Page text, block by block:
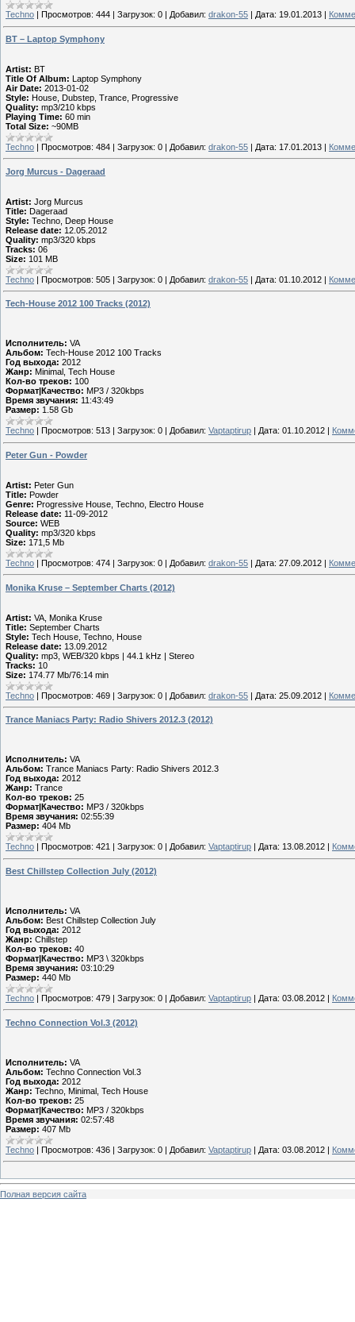
Techno Просмотров: 444 Загрузок: 0 Добавил: drakon-55 Дата: 19.01.2013
BT – Laptop Symphony
Artist: BT
Title Of Album: Laptop Symphony
Air Date: 2013-01-02
Style: House, Dubstep, Trance, Progressive
Quality: mp3/210 kbps
Playing Time: 60 min
Total Size: ~90MB
Techno | Просмотров: 484 | Загрузок: 0 | Добавил: drakon-55 | Дата: 17.01.2013 |
Jorg Murcus - Dageraad
Artist: Jorg Murcus
Title: Dageraad
Style: Techno, Deep House
Release date: 12.05.2012
Quality: mp3/320 kbps
Tracks: 06
Size: 101 MB
Techno | Просмотров: 505 | Загрузок: 0 | Добавил: drakon-55 | Дата: 01.10.2012 |
Tech-House 2012 100 Tracks (2012)
Исполнитель: VA
Альбом: Tech-House 2012 100 Tracks
Год выхода: 2012
Жанр: Minimal, Tech House
Кол-во треков: 100
Формат|Качество: MP3 / 320kbps
Время звучания: 11:43:49
Размер: 1.58 Gb
Techno Просмотров: 513 Загрузок: 0 Добавил: Vaptaptirup Дата: 01.10.2012
Peter Gun - Powder
Artist: Peter Gun
Title: Powder
Genre: Progressive House, Techno, Electro House
Release date: 11-09-2012
Source: WEB
Quality: mp3/320 kbps
Size: 171,5 Mb
Techno | Просмотров: 474 | Загрузок: 0 | Добавил: drakon-55 | Дата: 27.09.2012 |
Monika Kruse – September Charts (2012)
Artist: VA, Monika Kruse
Title: September Charts
Style: Tech House, Techno, House
Release date: 13.09.2012
Quality: mp3, WEB/320 kbps | 44.1 kHz | Stereo
Tracks: 10
Size: 174.77 Mb/76:14 min
Techno | Просмотров: 469 | Загрузок: 0 | Добавил: drakon-55 | Дата: 25.09.2012 |
Trance Maniacs Party: Radio Shivers 2012.3 (2012)
Исполнитель: VA
Альбом: Trance Maniacs Party: Radio Shivers 2012.3
Год выхода: 2012
Жанр: Trance
Кол-во треков: 25
Формат|Качество: MP3 / 320kbps
Время звучания: 02:55:39
Размер: 404 Mb
Techno | Просмотров: 421 | Загрузок: 0 | Добавил: Vaptaptirup | Дата: 13.08.2012 |
Best Chillstep Collection July (2012)
Исполнитель: VA
Альбом: Best Chillstep Collection July
Год выхода: 2012
Жанр: Chillstep
Кол-во треков: 40
Формат|Качество: MP3 \ 320kbps
Время звучания: 03:10:29
Размер: 440 Mb
Techno | Просмотров: 479 | Загрузок: 0 | Добавил: Vaptaptirup | Дата: 03.08.2012 |
Techno Connection Vol.3 (2012)
Исполнитель: VA
Альбом: Techno Connection Vol.3
Год выхода: 2012
Жанр: Techno, Minimal, Tech House
Кол-во треков: 25
Формат|Качество: MP3 / 320kbps
Время звучания: 02:57:48
Размер: 407 Mb
Techno | Просмотров: 436 | Загрузок: 0 | Добавил: Vaptaptirup | Дата: 03.08.2012 |
Полная версия сайта